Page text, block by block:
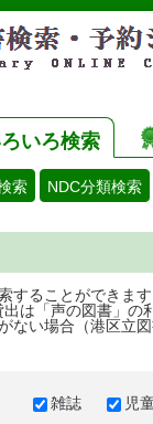
いろ検索
索 NDC分類検索
することができます
は「声の図書」の
ない場合（港区立
雑誌 児